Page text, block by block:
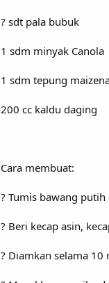
? sdt pala bubuk
1 sdm minyak Canola
1 sdm tepung
200 cc kaldu daging
Cara membuat:
? Tumis bawang
? Beri kecap asin,
? Diamkan selama